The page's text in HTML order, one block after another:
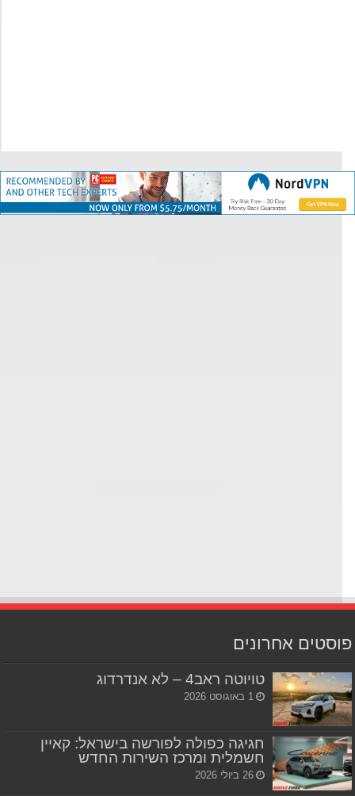
אחרונים
טויוטה ראב4 – לא אנדרדוג
1 באוגוסט 2026
חגיגה כפולה לפורשה בישראל: קאיין
חשמלית ומרכז השירות החדש
26 ביולי 2026